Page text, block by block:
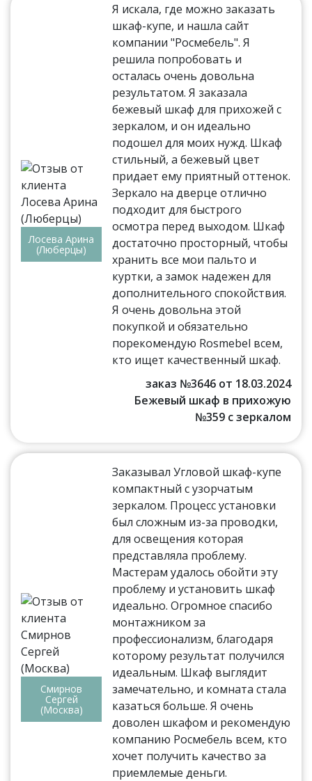
Лосева Арина
(Люберцы)
Я искала, где можно заказать
шкаф-купе, и нашла сайт
компании "Росмебель". Я
решила попробовать и
осталась очень довольна
результатом. Я заказала
бежевый шкаф для прихожей с
зеркалом, и он идеально
подошел для моих нужд. Шкаф
стильный, а бежевый цвет
придает ему приятный оттенок.
Зеркало на дверце отлично
подходит для быстрого
осмотра перед выходом. Шкаф
достаточно просторный, чтобы
хранить все мои пальто и
куртки, а замок надежен для
дополнительного спокойствия.
Я очень довольна этой
покупкой и обязательно
порекомендую Rosmebel всем,
кто ищет качественный шкаф.
заказ №3646 от 18.03.2024
Бежевый шкаф в прихожую
№359 с зеркалом
Смирнов
Сергей
(Москва)
Заказывал Угловой шкаф-купе
компактный с узорчатым
зеркалом. Процесс установки
был сложным из-за проводки,
для освещения которая
представляла проблему.
Мастерам удалось обойти эту
проблему и установить шкаф
идеально. Огромное спасибо
монтажником за
профессионализм, благодаря
которому результат получился
идеальным. Шкаф выглядит
замечательно, и комната стала
казаться больше. Я очень
доволен шкафом и рекомендую
компанию Росмебель всем, кто
хочет получить качество за
приемлемые деньги.